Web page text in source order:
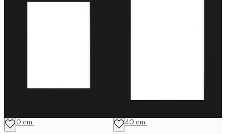
21x30 cm 30x40 cm